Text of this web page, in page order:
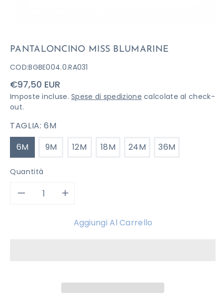
PANTALONCINO MISS BLUMARINE
COD:BGBE004.0.RA031
Prezzo
di
listino
€97,50 EUR
Imposte incluse.Spese di spedizione calcolate al check-
out.
TAGLIA:6M
6M
9M 12M 18M 24M 36M
Quantità
Diminuisci
quantità
Aumenta
quantità
MISS
Aggiungi Al Carrello